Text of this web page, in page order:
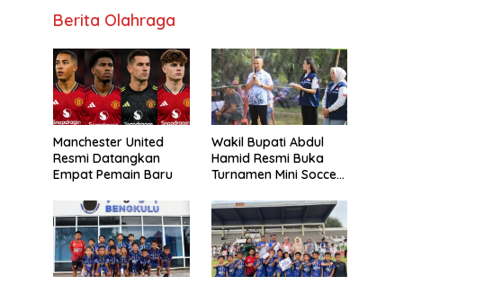
Berita Olahraga
Manchester United
Resmi Datangkan
Empat Pemain Baru
Wakil Bupati Abdul
Hamid Resmi Buka
Turnamen Mini Soccer